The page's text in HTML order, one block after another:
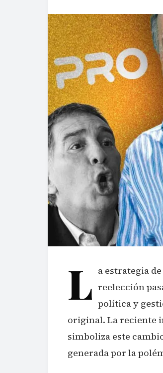
L a estrategia
reelección
política y
original. La reciente
simboliza este
generada por la